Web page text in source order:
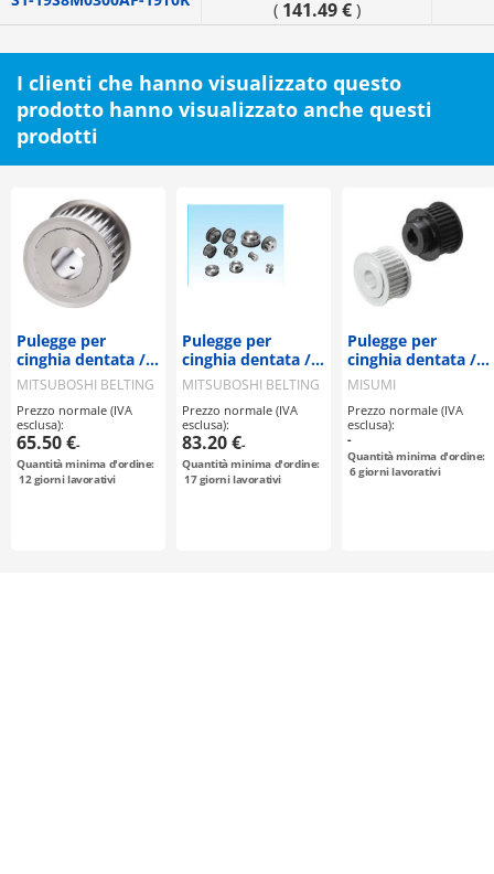
( 141.49 €)
I clienti che hanno visualizzato questo
prodotto hanno visualizzato anche questi
prodotti
Pulegge per
cinghia dentata /
S8M / puleggia
flangiata
selezionabile /
configurabile /
acciaio / brunito,
nichelatura
chimica / S8M0250
MITSUBOSHI BELTING
Prezzo normale (IVA
esclusa):
65.50 €-
Quantità minima d'ordine:
12giorni lavorativi
Pulegge per
cinghia dentata /
S8M / puleggia
flangiata
selezionabile /
configurabile /
acciaio
MITSUBOSHI BELTING
Prezzo normale (IVA
esclusa):
83.20 €-
Quantità minima d'ordine:
17giorni lavorativi
Pulegge per
cinghia dentata /
T5 / puleggia
flangiata
deselezionabile /
configurabile /
alluminio, acciaio
MISUMI
Prezzo normale (IVA
esclusa):
-
Quantità minima d'ordine:
6giorni lavorativi